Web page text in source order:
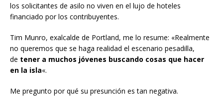
los solicitantes de asilo no viven en el lujo de hoteles
financiado por los contribuyentes.
Tim Munro, exalcalde de Portland, me lo resume: «Realmente
no queremos que se haga realidad el escenario pesadilla,
de tener a muchos jóvenes buscando cosas que hacer
en la isla«.
Me pregunto por qué su presunción es tan negativa.